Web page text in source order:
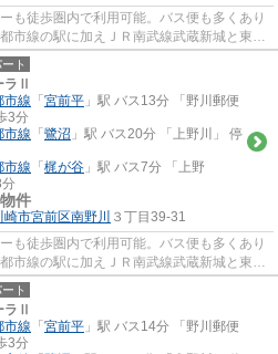
も徒歩圏内で利用可能。バス便も多くあり
市線の駅に加えＪＲ南武線武蔵新城と東横
おり便利な...
ト
ラⅡ
市線 「 宮前平 」駅 バス13分 「野川郵便
3分
市線 「 鷺沼 」駅 バス20分 「上野川」 停
市線 「 梶が谷 」駅 バス7分 「上野
分
件
崎市宮前区南野川 ３丁目39-31
も徒歩圏内で利用可能。バス便も多くあり
市線の駅に加えＪＲ南武線武蔵新城と東横
おり便利な...
ト
ラⅡ
市線 「 宮前平 」駅 バス14分 「野川郵便
3分